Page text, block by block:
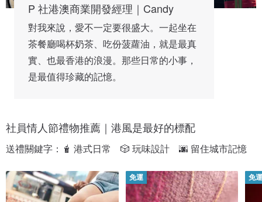
P 社港澳商業開發經理｜Candy
對我來說，愛不一定要很盛大。一起坐在
茶餐廳喝杯奶茶、吃份菠蘿油，就是最真
實、也最香港的浪漫。那些日常的小事，
是最值得珍藏的記憶。
社員情人節禮物推薦｜港風是最好的標配
送禮關鍵字：🧋 港式日常　🎲 玩味設計　🌆 留住城市記憶
免運 免